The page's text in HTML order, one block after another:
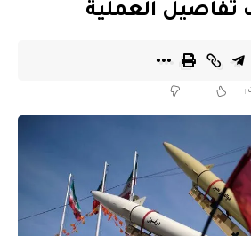
تفاصيل العملية